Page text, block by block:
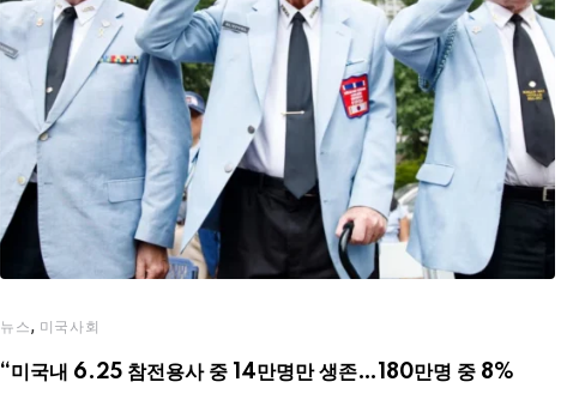
뉴스, 미국사회
“미국내 6.25 참전용사 중 14만명만 생존…180만명 중 8%